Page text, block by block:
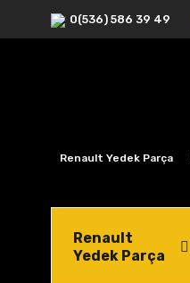
0(536) 586 39 49
Renault Yedek Parça
Renault
Yedek Parça